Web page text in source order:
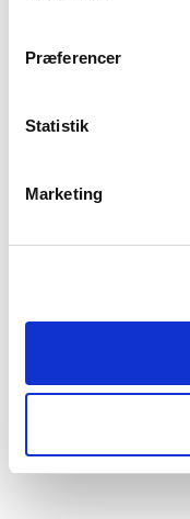
"Detaljer" eller ved
Præferencer
Statistik
Marketing